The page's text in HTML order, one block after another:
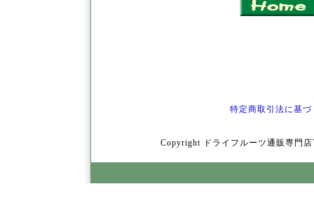
特定商取引法に基づ
Copyright ドライフルーツ通販専門